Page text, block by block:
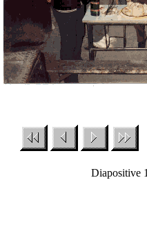
Diapositive